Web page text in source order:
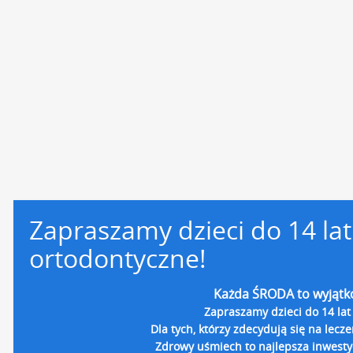
Zapraszamy dzieci do 14
ortodontyczne!
Każda ŚRODA to
Zapraszamy dzieci do 14
Dla tych, którzy zdecydują się na
Zdrowy uśmiech to najlepsza